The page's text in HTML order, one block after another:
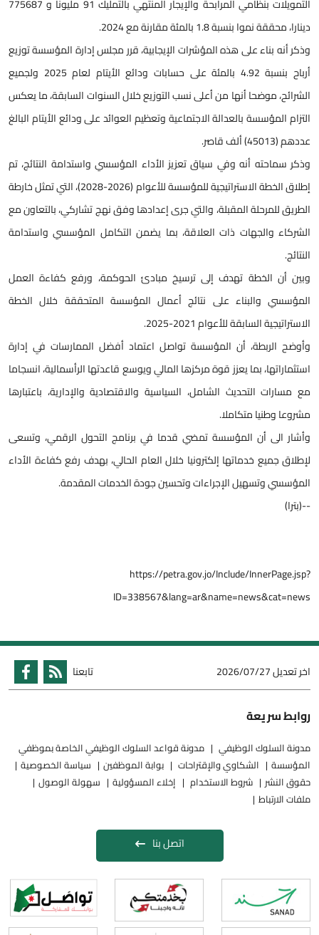
التمويلات بنظامي المرابحة والإيجار المنتهي بالتمليك 91 مليونا و 775687
دينارا، محققة نموا بنسبة 1.8 بالمئة مقارنة مع 2024.
وذكر أنه بناء على هذه المؤشرات الإيجابية، قرر مجلس إدارة المؤسسة توزيع
أرباح بنسبة 4.92 بالمئة على حسابات ودائع الأيتام لعام 2025 ولجميع
الشرائح، موضحا أنها من أعلى نسب التوزيع خلال السنوات السابقة، ما يعكس
التزام المؤسسة بالعدالة الاجتماعية وتعظيم العوائد على ودائع الأيتام البالغ
عددهم (45013) ألف قاصر.
وذكر سماحته أنه وفي سياق تعزيز الأداء المؤسسي واستدامة النتائج، تم
إطلاق الخطة الاستراتيجية للمؤسسة للأعوام (2026-2028)، التي تمثل خارطة
الطريق للمرحلة المقبلة، والتي جرى إعدادها وفق نهج تشاركي، بالتعاون مع
الشركاء والجهات ذات العلاقة، بما يضمن التكامل المؤسسي واستدامة
النتائج.
وبين أن الخطة تهدف إلى ترسيخ مبادئ الحوكمة، ورفع كفاءة العمل
المؤسسي والبناء على نتائج أعمال المؤسسة المتحققة خلال الخطة
الاستراتيجية السابقة للأعوام 2021-2025.
وأوضح الربطة، أن المؤسسة تواصل اعتماد أفضل الممارسات في إدارة
استثماراتها، بما يعزز قوة مركزها المالي ويوسع قاعدتها الرأسمالية، انسجاما
مع مسارات التحديث الشامل، السياسية والاقتصادية والإدارية، باعتبارها
مشروعا وطنيا متكاملا.
وأشار الى أن المؤسسة تمضي قدما في برنامج التحول الرقمي، وتسعى
لإطلاق جميع خدماتها إلكترونيا خلال العام الحالي، بهدف رفع كفاءة الأداء
المؤسسي وتسهيل الإجراءات وتحسين جودة الخدمات المقدمة.
--(بترا)
https://petra.gov.jo/Include/InnerPage.jsp?
ID=338567&lang=ar&name=news&cat=news
اخر تعديل2026/07/27 تابعنا
روابط سريعة
مدونة السلوك الوظيفي
مدونة قواعد السلوك الوظيفي الخاصة بموظفي
المؤسسة
الشكاوي والإقتراحات بوابة الموظفين
سياسة الخصوصية
حقوق النشر
شروط الاستخدام إخلاء المسؤولية
سهولة الوصول
ملفات الارتباط
اتصل بنا